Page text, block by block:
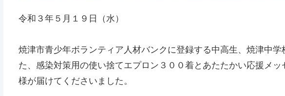
令和３年５月１９日（水）
焼津市青少年ボランティア人材バンクに登録する中高生、焼津中
た、感染対策用の使い捨てエプロン３００着とあたたかい応援メ
様が届けてくださいました。